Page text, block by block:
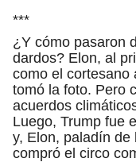
***
¿Y cómo pasaron
dardos? Elon, al
como el cortesano
tomó la foto. Pero
acuerdos
Luego, Trump fue
y, Elon, paladín de
compró el circo